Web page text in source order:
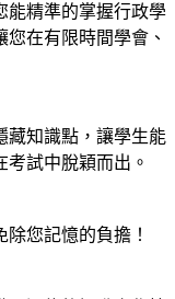
能精準的掌握行政學
在有限時間學會、
藏知識點，讓學生能
試中脫穎而出。
您記憶的負擔！